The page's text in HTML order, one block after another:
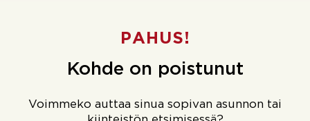
PAHUS!
Kohde on poistunut
Voimmeko auttaa sinua sopivan asunnon tai